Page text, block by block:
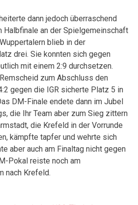
dann jedoch überraschend
Halbfinale an der Spielgemeinschaft
blieb in der
drei. Sie konnten sich gegen
mit einem 2:9 durchsetzen.
zum Abschluss den
gegen die IGR sicherte Platz 5 in
DM-Finale endete dann im Jubel
die Ihr Team aber zum Sieg zittern
die Krefeld in der Vorrunde
kämpfte tapfer und wehrte sich
aber auch am Finaltag nicht gegen
Pokal reiste noch am
nach Krefeld.